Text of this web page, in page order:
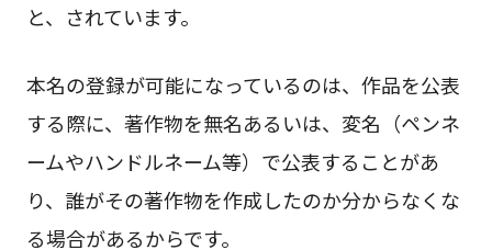
と、されています。
本名の登録が可能になっているのは、作品を公表
する際に、著作物を無名あるいは、変名（ペンネ
ームやハンドルネーム等）で公表することがあ
り、誰がその著作物を作成したのか分からなくな
る場合があるからです。